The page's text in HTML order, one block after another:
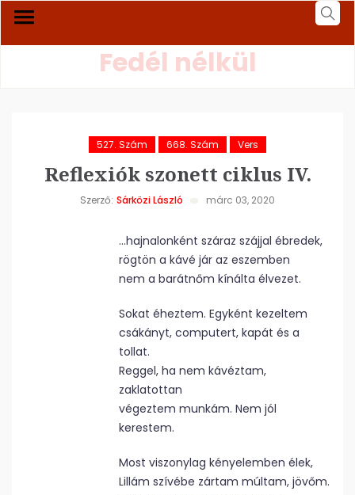
Fedél nélkül
527. Szám 668. Szám Vers
Reflexiók szonett ciklus IV.
Szerző: Sárközi László márc 03, 2020
…hajnalonként száraz szájjal ébredek,
rögtön a kávé jár az eszemben
nem a barátnőm kínálta élvezet.
Sokat éheztem. Egyként kezeltem
csákányt, computert, kapát és a
tollat.
Reggel, ha nem kávéztam,
zaklatottan
végeztem munkám. Nem jól
kerestem.
Most viszonylag kényelemben élek,
Lillám szívébe zártam múltam, jövőm.